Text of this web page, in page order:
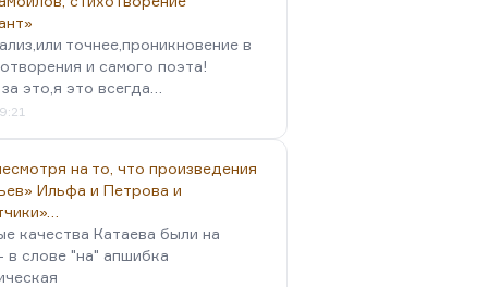
точнее,проникновение в
и самого поэта!
это,я это всегда…
на то, что произведения
Ильфа и Петрова и
качества Катаева были на
в слове "на" апшибка